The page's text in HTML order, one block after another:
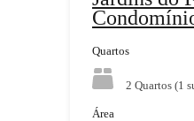
Quartos
2 Quartos (1
Área